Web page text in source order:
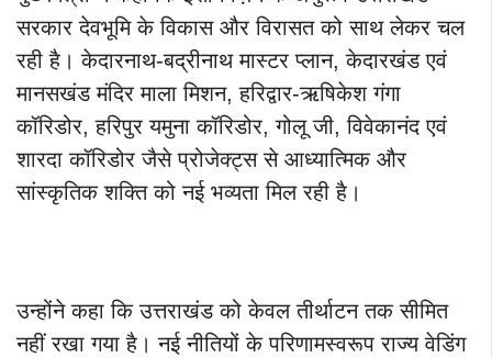
सरकार देवभूमि के विकास और विरासत को साथ लेकर चल
रही है। केदारनाथ-बद्रीनाथ मास्टर प्लान, केदारखंड एवं
मानसखंड मंदिर माला मिशन, हरिद्वार-ऋषिकेश गंगा
कॉरिडोर, हरिपुर यमुना कॉरिडोर, गोलू जी, विवेकानंद एवं
शारदा कॉरिडोर जैसे प्रोजेक्ट्स से आध्यात्मिक और
सांस्कृतिक शक्ति को नई भव्यता मिल रही है।
उन्होंने कहा कि उत्तराखंड को केवल तीर्थाटन तक सीमित
नहीं रखा गया है। नई नीतियों के परिणामस्वरूप राज्य वेडिंग